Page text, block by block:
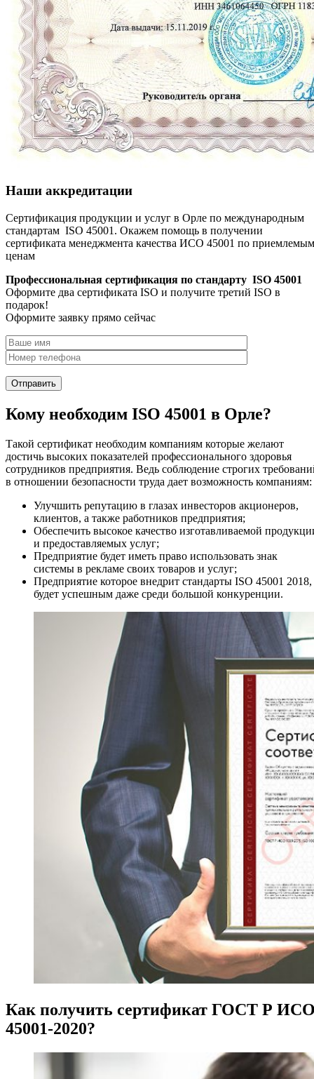
Наши аккредитации
Сертификация продукции и услуг в Орле по международным
стандартам ISO 45001. Окажем помощь в получении
сертификата менеджмента качества ИСО 45001 по приемлемым
ценам
Профессиональная сертификация по стандарту ISO 45001
Оформите два сертификата ISO и получите третий ISO в
подарок!
Оформите заявку прямо сейчас
Кому необходим ISO 45001 в Орле?
Такой сертификат необходим компаниям которые желают
достичь высоких показателей профессионального здоровья
сотрудников предприятия. Ведь соблюдение строгих
в отношении безопасности труда дает возможность компаниям:
Улучшить репутацию в глазах инвесторов акционеров,
клиентов, а также работников предприятия;
Обеспечить высокое качество изготавливаемой
и предоставляемых услуг;
Предприятие будет иметь право использовать знак
системы в рекламе своих товаров и услуг;
Предприятие которое внедрит стандарты ISO 45001 2018,
будет успешным даже среди большой конкуренции.
Как получить сертификат ГОСТ Р
45001-2020?